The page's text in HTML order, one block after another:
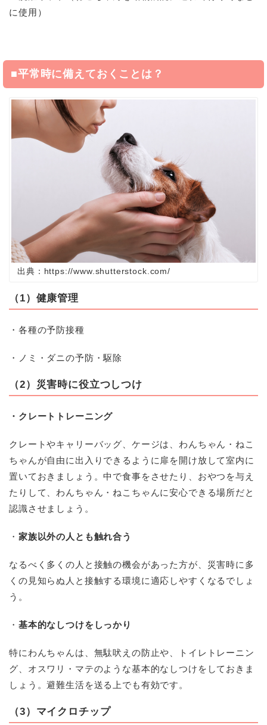
に使用）
■平常時に備えておくことは？
出典：https://www.shutterstock.com/
（1）健康管理
・各種の予防接種
・ノミ・ダニの予防・駆除
（2） 災害時に役立つしつけ
・クレートトレーニング
クレートやキャリーバッグ、ケージは、わんちゃん・ねこ
ちゃんが自由に出入りできるように扉を開け放して室内に
置いておきましょう。中で食事をさせたり、おやつを与え
たりして、わんちゃん・ねこちゃんに安心できる場所だと
認識させましょう。
・ 家族以外の人とも触れ合う
なるべく多くの人と接触の機会があった方が、災害時に多
くの見知らぬ人と接触する環境に適応しやすくなるでしょ
う。
・ 基本的なしつけをしっかり
特にわんちゃんは、無駄吠えの防止や、トイレトレーニン
グ、オスワリ・マテのような基本的なしつけをしておきま
しょう。避難生活を送る上でも有効です。
（3） マイクロチップ